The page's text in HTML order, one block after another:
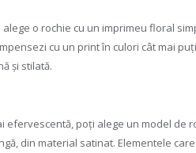
o rochie cu un imprimeu floral
cu un print în culori cât mai
și stilată.
efervescentă, poți alege un model de
din material satinat. Elementele